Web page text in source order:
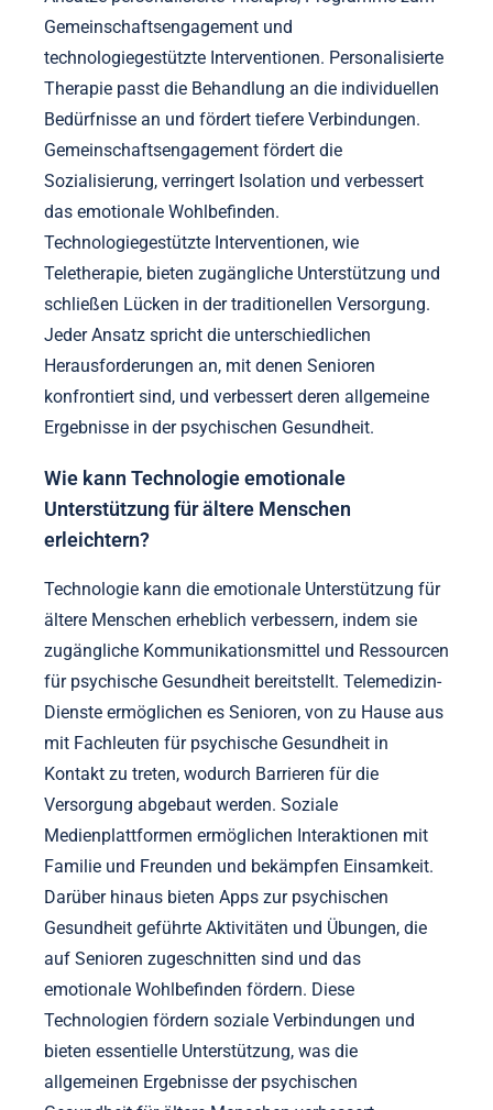
Gemeinschaftsengagement und
technologiegestützte Interventionen. Personalisierte
Therapie passt die Behandlung an die individuellen
Bedürfnisse an und fördert tiefere Verbindungen.
Gemeinschaftsengagement fördert die
Sozialisierung, verringert Isolation und verbessert
das emotionale Wohlbefinden.
Technologiegestützte Interventionen, wie
Teletherapie, bieten zugängliche Unterstützung und
schließen Lücken in der traditionellen Versorgung.
Jeder Ansatz spricht die unterschiedlichen
Herausforderungen an, mit denen Senioren
konfrontiert sind, und verbessert deren allgemeine
Ergebnisse in der psychischen Gesundheit.
Wie kann Technologie emotionale
Unterstützung für ältere Menschen
erleichtern?
Technologie kann die emotionale Unterstützung für
ältere Menschen erheblich verbessern, indem sie
zugängliche Kommunikationsmittel und Ressourcen
für psychische Gesundheit bereitstellt. Telemedizin-
Dienste ermöglichen es Senioren, von zu Hause aus
mit Fachleuten für psychische Gesundheit in
Kontakt zu treten, wodurch Barrieren für die
Versorgung abgebaut werden. Soziale
Medienplattformen ermöglichen Interaktionen mit
Familie und Freunden und bekämpfen Einsamkeit.
Darüber hinaus bieten Apps zur psychischen
Gesundheit geführte Aktivitäten und Übungen, die
auf Senioren zugeschnitten sind und das
emotionale Wohlbefinden fördern. Diese
Technologien fördern soziale Verbindungen und
bieten essentielle Unterstützung, was die
allgemeinen Ergebnisse der psychischen